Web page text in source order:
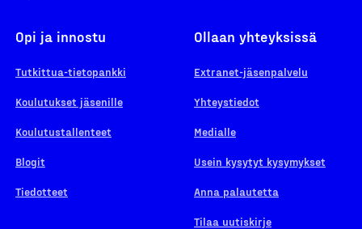
Opi ja innostu
Tutkittua-tietopankki
Koulutukset jäsenille
Koulutustallenteet
Blogit
Tiedotteet
Ollaan yhteyksissä
Extranet-jäsenpalvelu
Yhteystiedot
Medialle
Usein kysytyt kysymykset
Anna palautetta
Tilaa uutiskirje